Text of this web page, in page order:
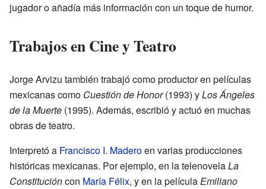
jugador o añadía más información con un toque de humor.
Trabajos en Cine y Teatro
Jorge Arvizu también trabajó como productor en películas
mexicanas como Cuestión de Honor(1993) yLos Ángeles
de la Muerte (1995). Además, escribió y actuó en muchas
obras de teatro.
Interpretó a Francisco I. Maderoen varias producciones
históricas mexicanas. Por ejemplo, en la telenovelaLa
Constitucióncon María Félix, y en la películaEmiliano